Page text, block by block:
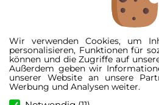
Wir verwenden Cookies, um
personalisieren, Funktionen für
können und die Zugriffe auf
Außerdem geben wir
unserer Website an unsere
Werbung und Analysen weiter.